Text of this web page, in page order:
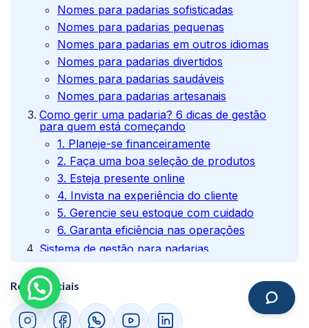
Nomes para padarias sofisticadas
Nomes para padarias pequenas
Nomes para padarias em outros idiomas
Nomes para padarias divertidos
Nomes para padarias saudáveis
Nomes para padarias artesanais
Como gerir uma padaria? 6 dicas de gestão
para quem está começando
1. Planeje-se financeiramente
2. Faça uma boa seleção de produtos
3. Esteja presente online
4. Invista na experiência do cliente
5. Gerencie seu estoque com cuidado
6. Garanta eficiência nas operações
Sistema de gestão para padarias
Redes sociais